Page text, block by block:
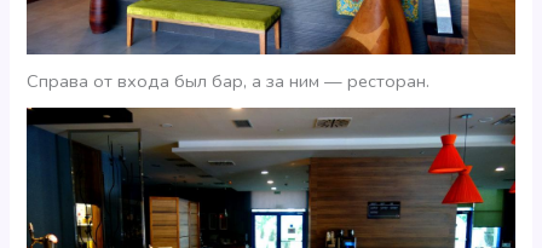
Справа от входа был бар, а за ним — ресторан.